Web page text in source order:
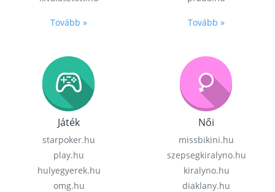
Tovább » Tovább »
Játék
starpoker.hu
play.hu
hulyegyerek.hu
omg.hu
Női
missbikini.hu
szepsegkiralyno.hu
kiralyno.hu
diaklany.hu